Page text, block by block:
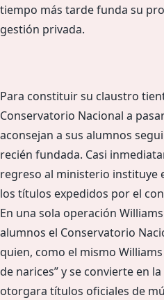
tiempo más tarde funda su
gestión privada.
Para constituir su claustro
Conservatorio Nacional a
aconsejan a sus alumnos
recién fundada. Casi
regreso al ministerio instituye
los títulos expedidos por el
En una sola operación
alumnos el Conservatorio
quien, como el mismo
de narices” y se convierte en
otorgara títulos oficiales de